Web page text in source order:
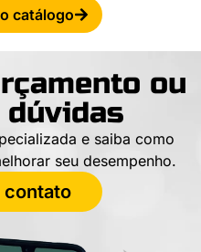
catálogo
ou
e saiba como
seu desempenho.
contato